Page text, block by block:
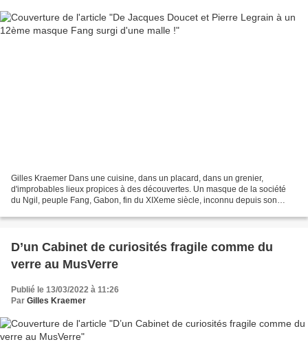
Gilles Kraemer Dans une cuisine, dans un placard, dans un grenier,
d'improbables lieux propices à des découvertes. Un masque de la société
du Ngil, peuple Fang, Gabon, fin du XIXeme siècle, inconnu depuis son
D’un Cabinet de curiosités fragile comme du
verre au MusVerre
Publié le 13/03/2022 à 11:26
Par Gilles Kraemer